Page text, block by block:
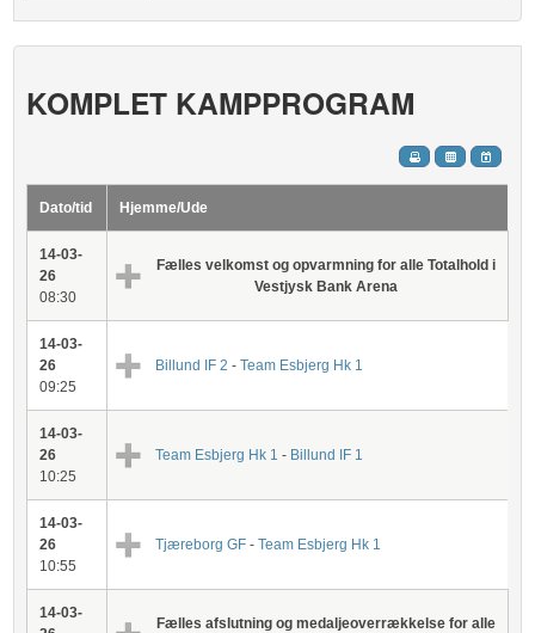
KOMPLET KAMPPROGRAM
Dato/tid Hjemme/Ude
14-03-
26
08:30
Fælles velkomst og opvarmning for alle Totalhold i
Vestjysk Bank Arena
14-03-
26
09:25
Billund IF 2 -Team Esbjerg Hk 1
14-03-
26
10:25
Team Esbjerg Hk 1 - Billund IF 1
14-03-
26
10:55
Tjæreborg GF -Team Esbjerg Hk 1
14-03-
Fælles afslutning og medaljeoverrækkelse for alle